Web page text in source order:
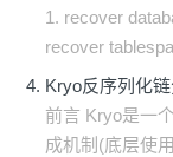
1. recover
recover
Kryo反序列化
前言 Kryo是一
成机制(底层使